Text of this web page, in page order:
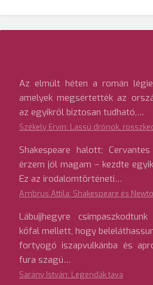
Az elmúlt héten a román
amelyek megsértették az
az egyikről biztosan tudható,…
Székely Ervin: Lassú drónok,
Shakespeare halott;
érzem jól magam – kezdte
Ez az irodalomtörténeti…
Ambrus Attila: Shakespeare és
Lábujjhegyre
kőfal mellett, hogy
fortyogó iszapvulkánba és
fura szagú…
Sarány István: Legendák tava